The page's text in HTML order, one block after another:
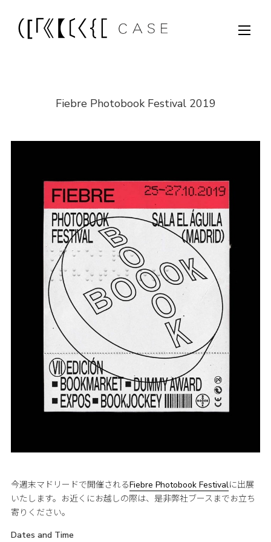
Fiebre Photobook Festival 2019
今週末マドリードで開催されるFiebre Photobook Festivalに出展
いたします。お近くにお越しの際は、是非弊社ブースまでお立ち
寄りください。
Dates and Time